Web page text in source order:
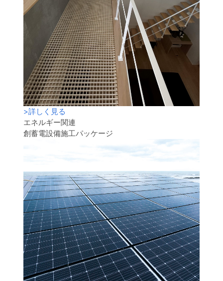
>詳しく見る
エネルギー関連
創蓄電設備施工パッケージ